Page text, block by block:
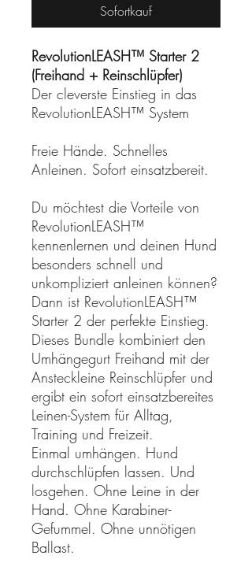
Sofortkauf
RevolutionLEASH™ Starter 2
(Freihand + Reinschlüpfer)
Der cleverste Einstieg in das
RevolutionLEASH™ System
Freie Hände. Schnelles
Anleinen. Sofort einsatzbereit.
Du möchtest die Vorteile von
RevolutionLEASH™
kennenlernen und deinen Hund
besonders schnell und
unkompliziert anleinen können?
Dann ist RevolutionLEASH™
Starter 2 der perfekte Einstieg.
Dieses Bundle kombiniert den
Umhängegurt Freihand mit der
Ansteckleine Reinschlüpfer und
ergibt ein sofort einsatzbereites
Leinen-System für Alltag,
Training und Freizeit.
Einmal umhängen. Hund
durchschlüpfen lassen. Und
losgehen. Ohne Leine in der
Hand. Ohne Karabiner-
Gefummel. Ohne unnötigen
Ballast.